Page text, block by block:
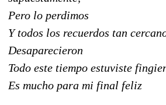
Pero lo perdimos
Y todos los recuerdos tan
Desaparecieron
Todo este tiempo estuviste
Es mucho para mi final feliz